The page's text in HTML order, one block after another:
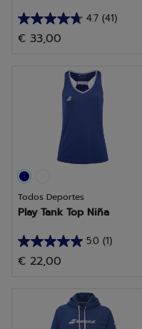
4.7 (41)
4.7
de
estrellas.
€ 33,00
Todos Deportes
Play Tank Top Niña
5.0 (1)
5.0
de
estrellas.
€ 22,00